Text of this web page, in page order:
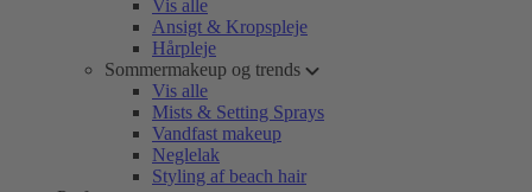
Vis alle
Ansigt & Kropspleje
Hårpleje
Sommermakeup og trends
Vis alle
Mists & Setting Sprays
Vandfast makeup
Neglelak
Styling af beach hair